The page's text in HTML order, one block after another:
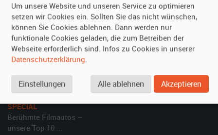
Vermieten
Oldtimer anmelden
Fotos senden
Inserat verwalten
Hilfe
Häufige Fragen (FAQ)
So funktioniert's
SPECIAL
Berühmte Filmautos –
unsere Top 10 ...
Um unsere Website und unseren Service zu optimieren
setzen wir Cookies ein. Sollten Sie das nicht wünschen,
können Sie Cookies ablehnen. Dann werden nur
funktionale Cookies geladen, die zum Betreiben der
Webseite erforderlich sind. Infos zu Cookies in unserer
Datenschutzerklärung.
Einstellungen Alle ablehnen Akzeptieren